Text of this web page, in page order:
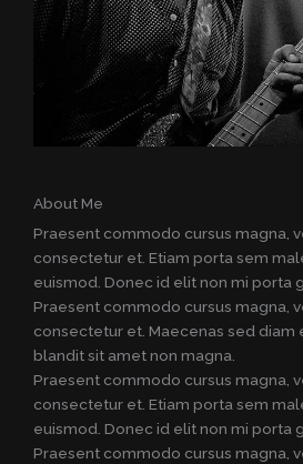
About Me
Praesent commodo cursus magna,
consectetur et. Etiam porta sem
euismod. Donec id elit non mi porta
Praesent commodo cursus magna,
consectetur et. Maecenas sed diam
blandit sit amet non magna.
Praesent commodo cursus magna,
consectetur et. Etiam porta sem
euismod. Donec id elit non mi porta
Praesent commodo cursus magna,